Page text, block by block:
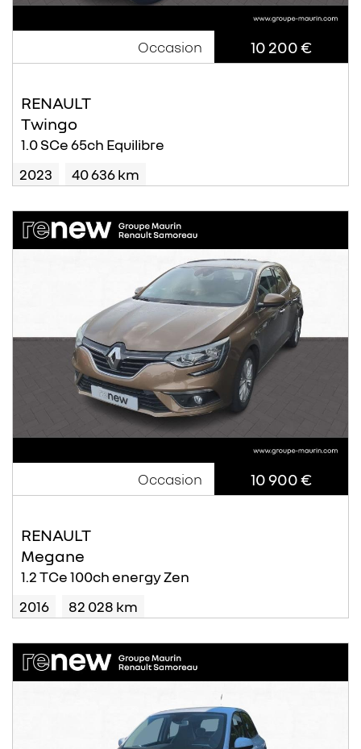
Occasion 10 200 €
RENAULT
Twingo
1.0 SCe 65ch Equilibre
2023
40 636 km
Occasion 10 900 €
RENAULT
Megane
1.2 TCe 100ch energy Zen
2016
82 028 km